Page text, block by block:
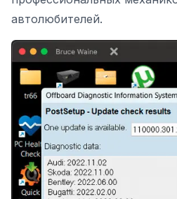
автолюбителей.